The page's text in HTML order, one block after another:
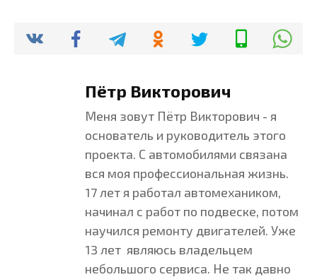
Пётр Викторович
Меня зовут Пётр Викторович - я
основатель и руководитель этого
проекта. С автомобилями связана
вся моя профессиональная жизнь.
17 лет я работал автомехаником,
начинал с работ по подвеске, потом
научился ремонту двигателей. Уже
13 лет являюсь владельцем
небольшого сервиса. Не так давно